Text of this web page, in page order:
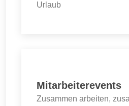
Urlaub
Mitarbeiterevents
Zusammen arbeiten,